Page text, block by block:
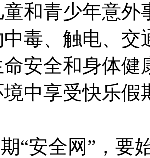
和青少年意外
毒、触电、交
安全和身体健
中享受快乐假
“安全网”，要